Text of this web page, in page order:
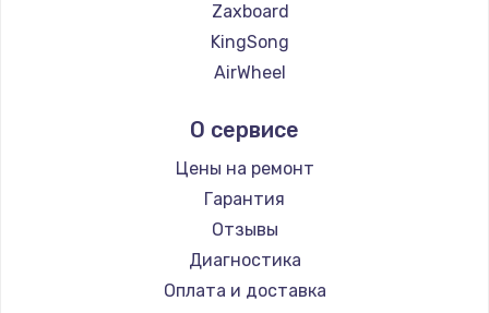
Zaxboard
KingSong
AirWheel
Hunter
Shorner
Joyor
Minimotors
Bork
Segway
О сервисе
Цены на ремонт
Гарантия
Отзывы
Диагностика
Оплата и доставка